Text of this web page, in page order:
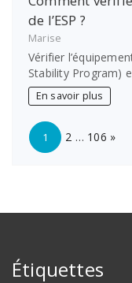
de l’ESP ?
Marise
Vérifier
Stability Program)
En savoir plus
Page:
1 2 … 106 »
Étiquettes